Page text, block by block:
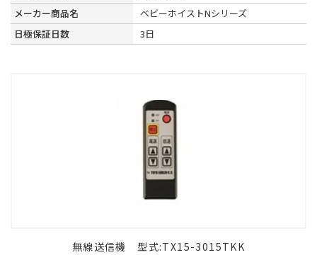
メーカー商品名
ベビーホイストNシリーズ
日極保証日数
3日
無線送信機 型式:TX15-3015TKK